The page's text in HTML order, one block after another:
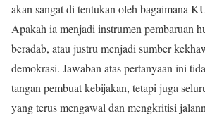
akan sangat di tentukan oleh bagaimana
Apakah ia menjadi instrumen pembaruan
beradab, atau justru menjadi sumber
demokrasi. Jawaban atas pertanyaan ini
tangan pembuat kebijakan, tetapi juga
yang terus mengawal dan mengkritisi